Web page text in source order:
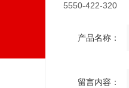
5550-422-320
产品名称：
留言内容：